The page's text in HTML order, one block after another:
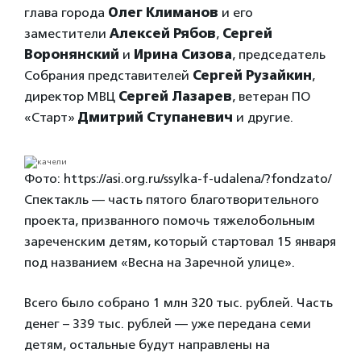
глава города Олег Климанов и его
заместители Алексей Рябов, Сергей
Воронянский и Ирина Сизова, председатель
Собрания представителей Сергей Рузайкин,
директор МВЦ Сергей Лазарев, ветеран ПО
«Старт» Дмитрий Ступаневич и другие.
Фото: https://asi.org.ru/ssylka-f-udalena/?fondzato/
Спектакль — часть пятого благотворительного
проекта, призванного помочь тяжелобольным
зареченским детям, который стартовал 15 января
под названием «Весна на Заречной улице».
Всего было собрано 1 млн 320 тыс. рублей. Часть
денег – 339 тыс. рублей — уже передана семи
детям, остальные будут направлены на